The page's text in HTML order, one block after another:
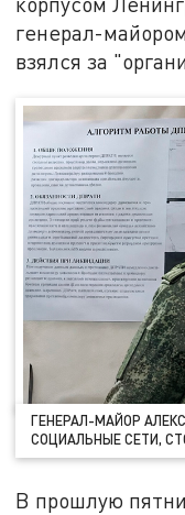
генерал-
взялся за
ГЕНЕРАЛ-МАЙОР
СОЦИАЛЬНЫЕ СЕТИ,
В прошлую